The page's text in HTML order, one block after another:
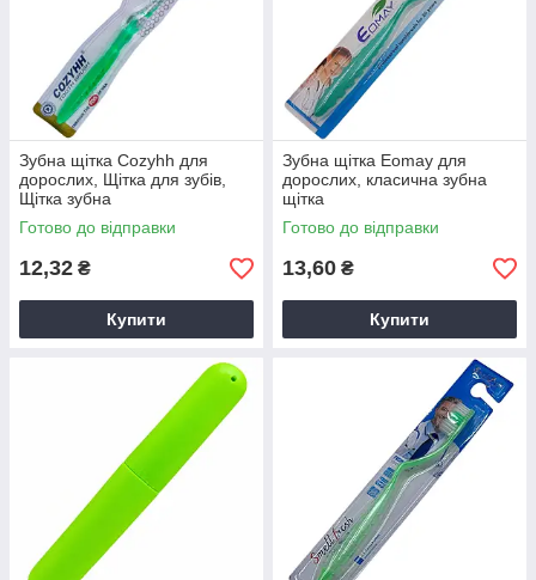
Зубна щітка Cozyhh для
дорослих, Щітка для зубів,
Щітка зубна
Готово до відправки
12,32 ₴
Купити
Зубна щітка Eomay для
дорослих, класична зубна
щітка
Готово до відправки
13,60 ₴
Купити